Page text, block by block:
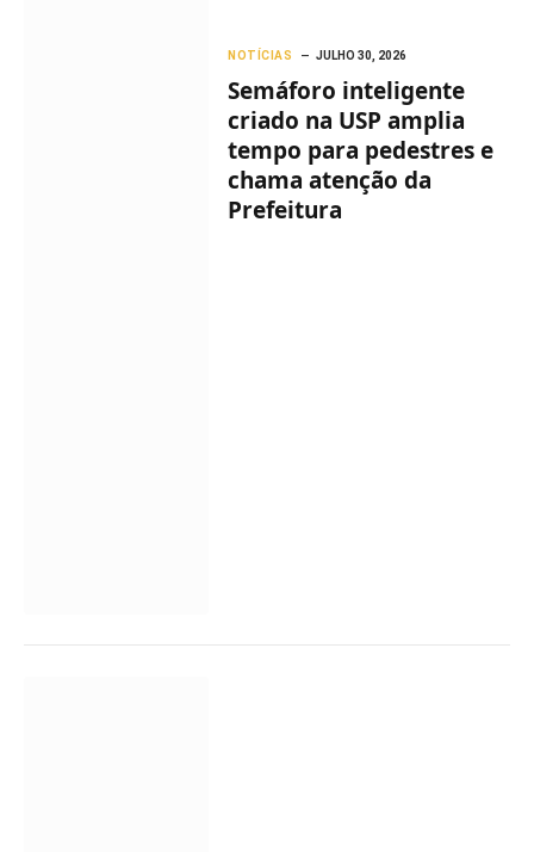
NOTÍCIAS JULHO 30, 2026
Semáforo inteligente
criado na USP amplia
tempo para pedestres e
chama atenção da
Prefeitura